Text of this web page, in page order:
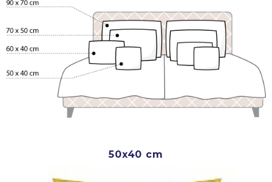
50x40 cm